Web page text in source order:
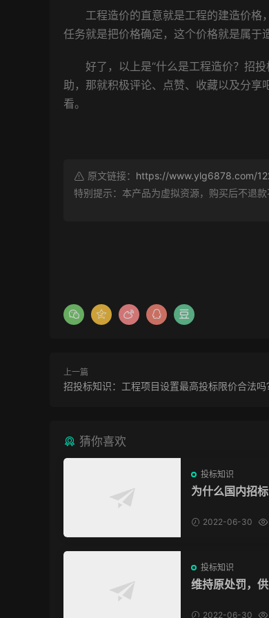
工程造价的直意就是工程的建造价格
任务就是把价格确定，这个价格就是属于
好了，以上是“什么是工程造价？招投
助，那就积极评论、点赞、收藏以及分
看。
原文链接： https://www.ylg6878.com/
特别提示：本产品为虚拟资源，购买后不退款
上一篇
招投标知识：工程项目设置最高投标限价合法吗
猜你喜欢
投标知识
为什么国内招
2022-06-30
投标知识
维持原处罚，
2022-06-30